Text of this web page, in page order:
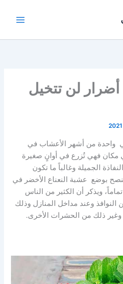
أضرار النعناع 6 أضرار لن تتخيل
واحدة من أشهر الأعشاب في
مكان فهي تُزرع في أوانٍ صغيرة
الجميلة وغالباً ما تكون
بوضع عشبة النعناع الأخضر في
ويذكر أن الكثير من الناس
النوافذ وعند مداخل المنازل وذلك
وغير ذلك من الحشرات الأخرى.